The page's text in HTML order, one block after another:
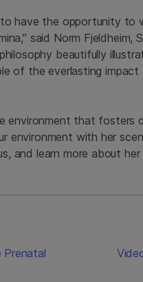
have the opportunity to
said Norm Fjeldheim,
beautifully
of the everlasting impact
environment that fosters
environment with her
and learn more about
Prenatal